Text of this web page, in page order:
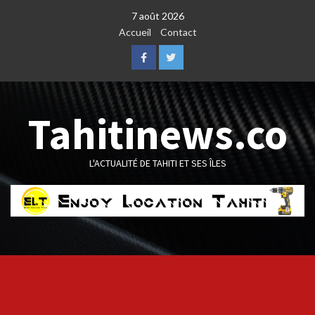
7 août 2026
Accueil
Contact
FacebookTwitter
Tahitinews.co
L'ACTUALITÉ DE TAHITI ET SES ÎLES